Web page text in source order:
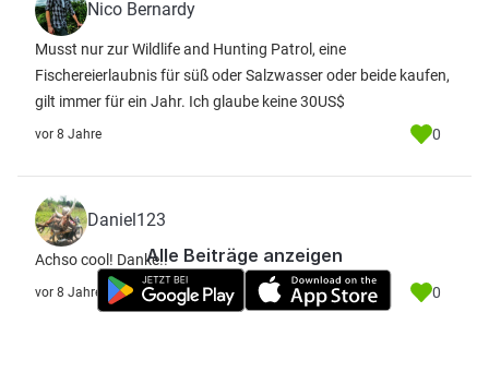
Nico Bernardy
Musst nur zur Wildlife and Hunting Patrol, eine
Fischereierlaubnis für süß oder Salzwasser oder beide kaufen,
gilt immer für ein Jahr. Ich glaube keine 30US$
vor 8 Jahre 0
Daniel123
Achso cool! Danke!!
vor 8 Jahre 0
Alle Beiträge anzeigen